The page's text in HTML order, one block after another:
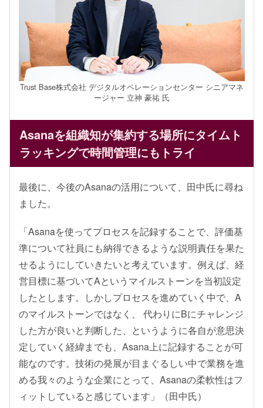
Trust Base株式会社 デジタルオペレーションセンター シニアマネ
ージャー 立神 豪祐 氏
Asanaを組織知が集約する場所にタイムト
ラッキングで時間管理にもトライ
最後に、今後のAsanaの活用について、田中氏に尋ね
ました。
「Asanaを使ってプロセスを記録することで、評価基
準について社員にも納得できるような説明責任を果た
せるようにしていきたいと考えています。例えば、経
営目標に基づいてAというマイルストーンを当初設定
したとします。しかしプロセスを進めていく中で、A
のマイルストーンではなく、 代わりにBにチャレンジ
した方が良いと判断した、というように各自が意思決
定していく経緯までも、Asana上に記録することが可
能なのです。技術の発展が目まぐるしい中で業務を進
める我々のような企業にとって、Asanaの柔軟性はフ
ィットしていると感じています」（田中氏）